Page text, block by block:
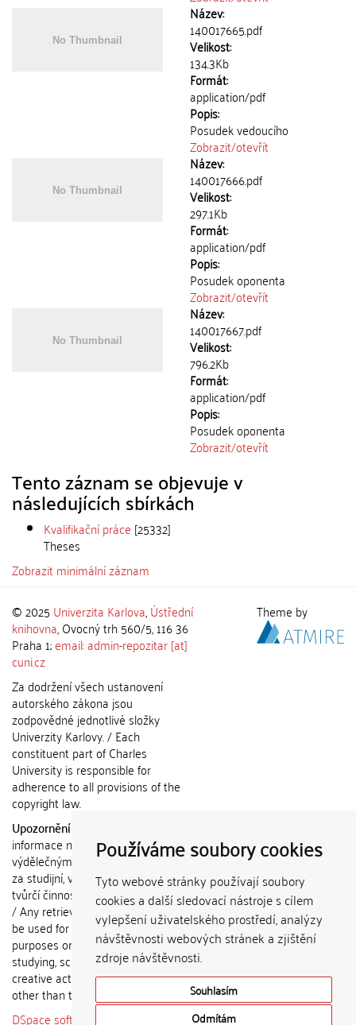
Používáme soubory cookies
Tyto webové stránky používají soubory
cookies a další sledovací nástroje s cílem
vylepšení uživatelského prostředí, analýzy
návštěvnosti webových stránek a zjištění
zdroje návštěvnosti.
Souhlasím
Odmítám
Název:
140017665.pdf
Velikost:
134.3Kb
Formát:
application/pdf
Popis:
Posudek vedoucího
Zobrazit/otevřít
Název:
140017666.pdf
Velikost:
297.1Kb
Formát:
application/pdf
Popis:
Posudek oponenta
Zobrazit/otevřít
Název:
140017667.pdf
Velikost:
796.2Kb
Formát:
application/pdf
Popis:
Posudek oponenta
Zobrazit/otevřít
Tento záznam se objevuje v
následujících sbírkách
Kvalifikační práce [25332]
Theses
Zobrazit minimální záznam
© 2025 Univerzita Karlova,Ústřední
knihovna, Ovocný trh 560/5, 116 36
Praha 1;email: admin-repozitar [at]
cuni.cz
Za dodržení všech ustanovení
autorského zákona jsou
zodpovědné jednotlivé složky
Univerzity Karlovy. / Each
constituent part of Charles
University is responsible for
adherence to all provisions of the
copyright law.
Upozornění / Notice:
informace nemohou být použity k
výdělečným účelům nebo vydávány
za studijní, vědeckou nebo jinou
tvůrčí činnost jiné osoby než autora.
/ Any retrieved information shall not
be used for any commercial
purposes or claimed as results of
studying, scientific or any other
creative activities of any person
other than the author.
DSpace software
copyright © 2002-
Theme by